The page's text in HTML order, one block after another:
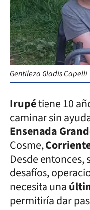
Gentileza Gladis Capelli
Irupétiene 10
caminar sin
Ensenada
Cosme,
Desde entonces,
desafíos,
necesita una
permitiría dar